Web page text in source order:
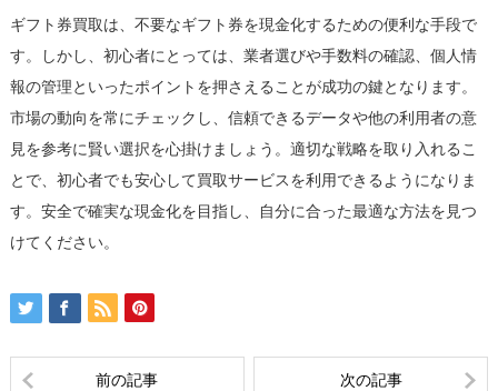
ギフト券買取は、不要なギフト券を現金化するための便利な手段で
す。しかし、初心者にとっては、業者選びや手数料の確認、個人情
報の管理といったポイントを押さえることが成功の鍵となります。
市場の動向を常にチェックし、信頼できるデータや他の利用者の意
見を参考に賢い選択を心掛けましょう。適切な戦略を取り入れるこ
とで、初心者でも安心して買取サービスを利用できるようになりま
す。安全で確実な現金化を目指し、自分に合った最適な方法を見つ
けてください。
前の記事 次の記事